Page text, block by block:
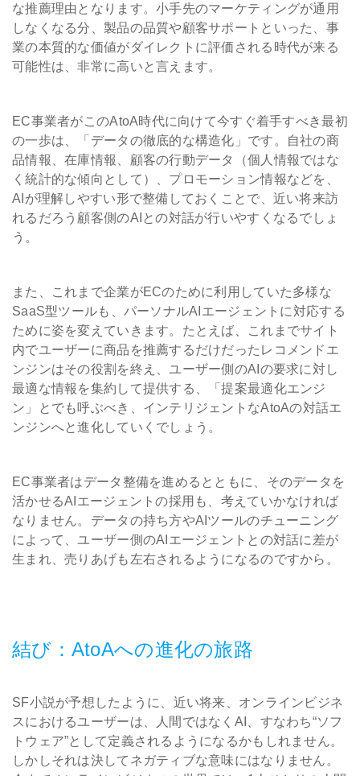
な推薦理由となります。小手先のマーケティングが通用
しなくなる分、製品の品質や顧客サポートといった、事
業の本質的な価値がダイレクトに評価される時代が来る
可能性は、非常に高いと言えます。
EC事業者がこのAtoA時代に向けて今すぐ着手すべき最初
の一歩は、「データの徹底的な構造化」です。自社の商
品情報、在庫情報、顧客の行動データ（個人情報ではな
く統計的な傾向として）、プロモーション情報などを、
AIが理解しやすい形で整備しておくことで、近い将来訪
れるだろう顧客側のAIとの対話が行いやすくなるでしょ
う。
また、これまで企業がECのために利用していた多様な
SaaS型ツールも、パーソナルAIエージェントに対応する
ために姿を変えていきます。たとえば、これまでサイト
内でユーザーに商品を推薦するだけだったレコメンドエ
ンジンはその役割を終え、ユーザー側のAIの要求に対し
最適な情報を集約して提供する、「提案最適化エンジ
ン」とでも呼ぶべき、インテリジェントなAtoAの対話エ
ンジンへと進化していくでしょう。
EC事業者はデータ整備を進めるとともに、そのデータを
活かせるAIエージェントの採用も、考えていかなければ
なりません。データの持ち方やAIツールのチューニング
によって、ユーザー側のAIエージェントとの対話に差が
生まれ、売りあげも左右されるようになるのですから。
結び：AtoAへの進化の旅路
SF小説が予想したように、近い将来、オンラインビジネ
スにおけるユーザーは、人間ではなくAI、すなわち“ソフ
トウェア”として定義されるようになるかもしれません。
しかしそれは決してネガティブな意味にはなりません。